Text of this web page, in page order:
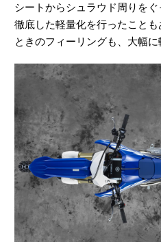
シートからシュラウド周りをぐ
徹底した軽量化を行ったこと
ときのフィーリングも、大幅に